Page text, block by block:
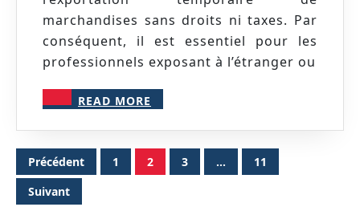
une
marchandises sans droits ni taxes. Par
conséquent, il est essentiel pour les
professionnels exposant à l’étranger ou
READ MORE
MORE
Pagination
des
publications
Précédent 1 2 3 …
11
Suivant